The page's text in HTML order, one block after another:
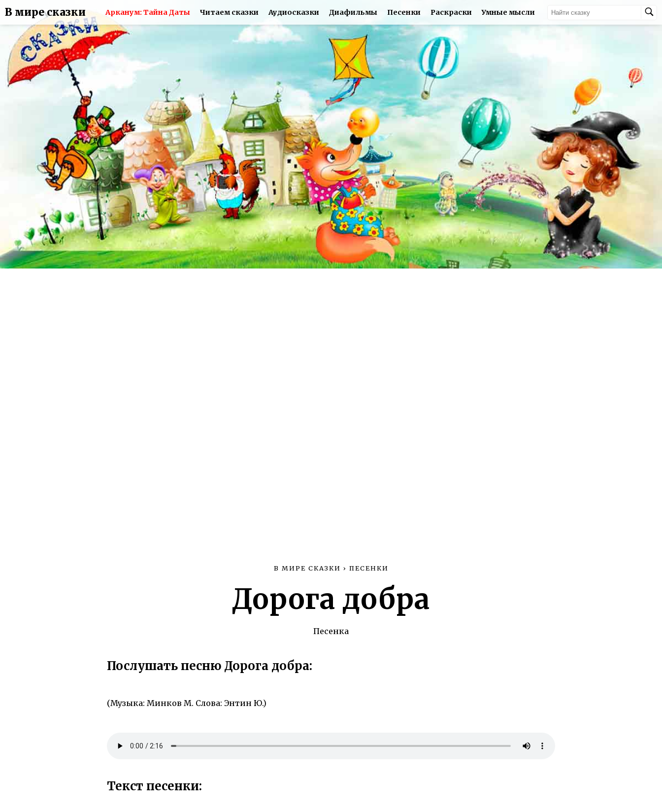
В мире сказки Арканум: Тайна Даты Читаем сказки Аудиосказки Диафильмы Песенки Раскраски Умные мысли
В МИРЕ СКАЗКИ › ПЕСЕНКИ
Дорога добра
Песенка
Послушать песню Дорога добра:
(Музыка: Минков М. Слова: Энтин Ю.)
Текст песенки: